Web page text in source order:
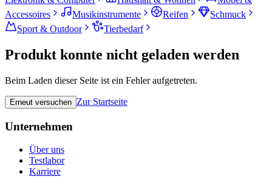
Accessoires
Musikinstrumente Reifen
Schmuck
Sport & Outdoor
Tierbedarf
Produkt konnte nicht geladen werden
Beim Laden dieser Seite ist ein Fehler aufgetreten.
Erneut versuchen Zur Startseite
Unternehmen
Über uns
Testlabor
Karriere